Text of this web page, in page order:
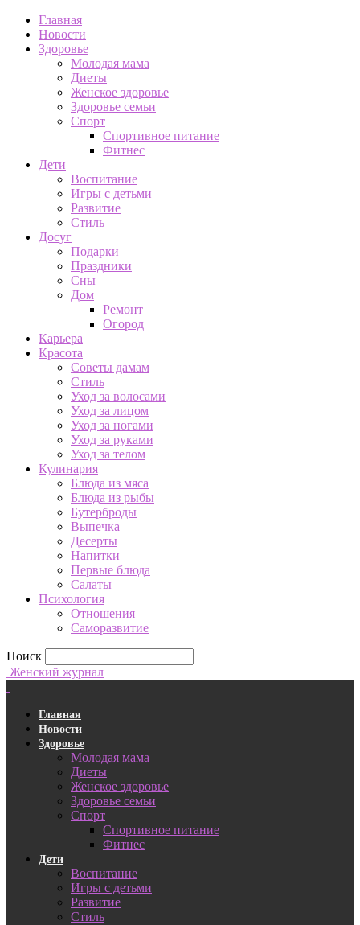
Главная
Новости
Здоровье
Молодая мама
Диеты
Женское здоровье
Здоровье семьи
Спорт
Спортивное питание
Фитнес
Дети
Воспитание
Игры с детьми
Развитие
Стиль
Досуг
Подарки
Праздники
Сны
Дом
Ремонт
Огород
Карьера
Красота
Советы дамам
Стиль
Уход за волосами
Уход за лицом
Уход за ногами
Уход за руками
Уход за телом
Кулинария
Блюда из мяса
Блюда из рыбы
Бутерброды
Выпечка
Десерты
Напитки
Первые блюда
Салаты
Психология
Отношения
Саморазвитие
Поиск
Женский журнал
Главная
Новости
Здоровье
Молодая мама
Диеты
Женское здоровье
Здоровье семьи
Спорт
Спортивное питание
Фитнес
Дети
Воспитание
Игры с детьми
Развитие
Стиль